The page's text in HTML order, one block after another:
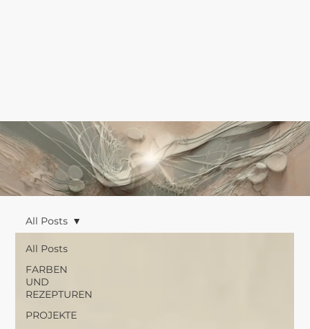
All Posts
FARBEN
UND
REZEPTUREN
PROJEKTE
All Posts